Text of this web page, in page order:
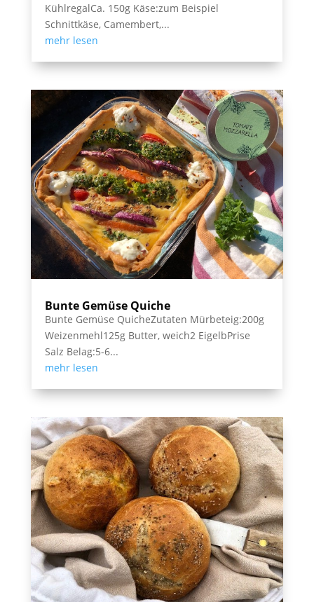
KühlregalCa. 150g Käse:zum Beispiel
Schnittkäse, Camembert,...
mehr lesen
Bunte Gemüse Quiche
Bunte Gemüse QuicheZutaten Mürbeteig:200g
Weizenmehl125g Butter, weich2 EigelbPrise
Salz Belag:5-6...
mehr lesen